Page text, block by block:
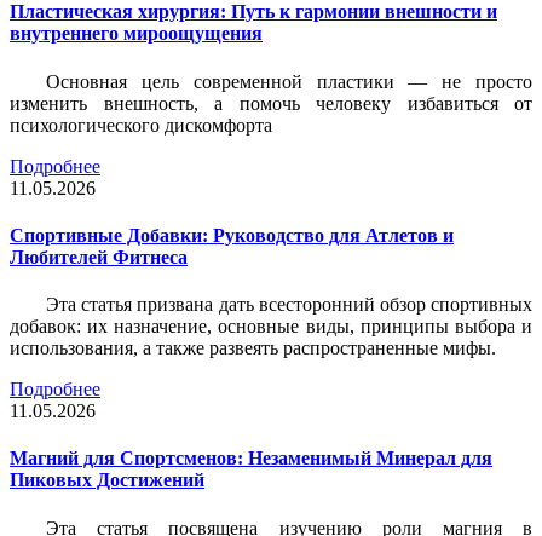
Пластическая хирургия: Путь к гармонии внешности и
внутреннего мироощущения
Основная цель современной пластики — не просто
изменить внешность, а помочь человеку избавиться от
психологического дискомфорта
Подробнее
11.05.2026
Спортивные Добавки: Руководство для Атлетов и
Любителей Фитнеса
Эта статья призвана дать всесторонний обзор спортивных
добавок: их назначение, основные виды, принципы выбора и
использования, а также развеять распространенные мифы.
Подробнее
11.05.2026
Магний для Спортсменов: Незаменимый Минерал для
Пиковых Достижений
Эта статья посвящена изучению роли магния в